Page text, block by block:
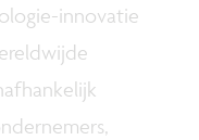
innovatie